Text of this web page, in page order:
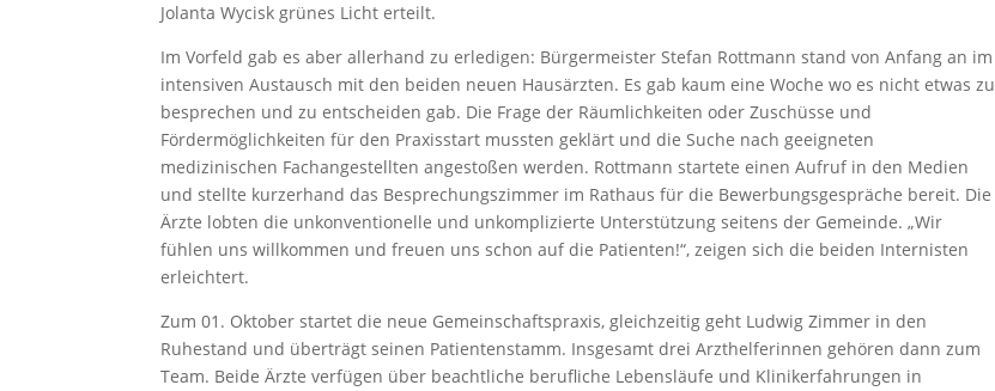
Jolanta Wycisk grünes Licht erteilt.
Im Vorfeld gab es aber allerhand zu erledigen: Bürgermeister Stefan Rottmann stand von Anfang an im
intensiven Austausch mit den beiden neuen Hausärzten. Es gab kaum eine Woche wo es nicht etwas zu
besprechen und zu entscheiden gab. Die Frage der Räumlichkeiten oder Zuschüsse und
Fördermöglichkeiten für den Praxisstart mussten geklärt und die Suche nach geeigneten
medizinischen Fachangestellten angestoßen werden. Rottmann startete einen Aufruf in den Medien
und stellte kurzerhand das Besprechungszimmer im Rathaus für die Bewerbungsgespräche bereit. Die
Ärzte lobten die unkonventionelle und unkomplizierte Unterstützung seitens der Gemeinde. „Wir
fühlen uns willkommen und freuen uns schon auf die Patienten!“, zeigen sich die beiden Internisten
erleichtert.
Zum 01. Oktober startet die neue Gemeinschaftspraxis, gleichzeitig geht Ludwig Zimmer in den
Ruhestand und überträgt seinen Patientenstamm. Insgesamt drei Arzthelferinnen gehören dann zum
Team. Beide Ärzte verfügen über beachtliche berufliche Lebensläufe und Klinikerfahrungen in